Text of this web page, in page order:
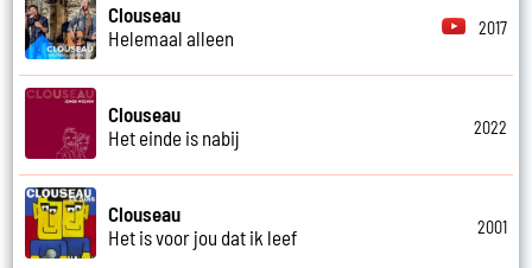
Clouseau
Helemaal alleen
2017
Clouseau
Het einde is nabij
2022
Clouseau
Het is voor jou dat ik leef
2001